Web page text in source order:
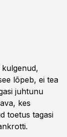
kulgenud,
lõpeb, ei tea
juhtunu
kes
toetus tagasi